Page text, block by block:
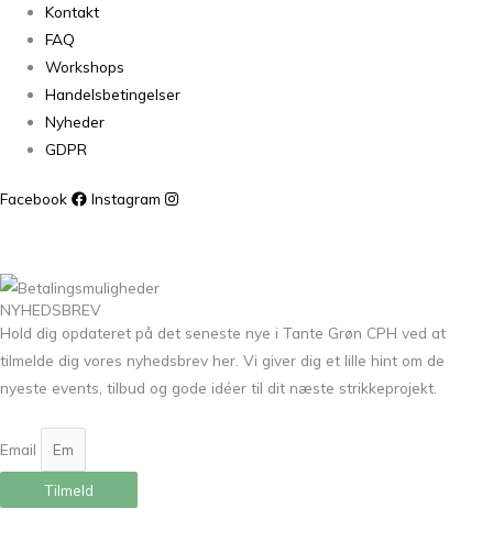
Kontakt
FAQ
Workshops
Handelsbetingelser
Nyheder
GDPR
Facebook Instagram
NYHEDSBREV
Hold dig opdateret på det seneste nye i Tante Grøn CPH ved at
tilmelde dig vores nyhedsbrev her. Vi giver dig et lille hint om de
nyeste events, tilbud og gode idéer til dit næste strikkeprojekt.
Email
Tilmeld